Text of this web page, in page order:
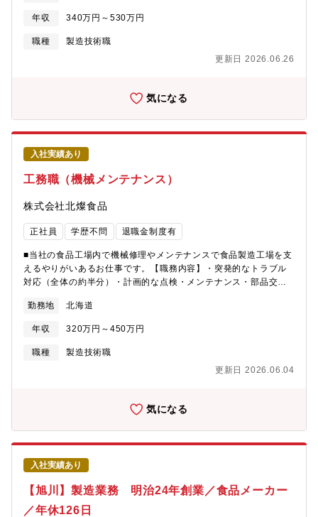
年収 340万円～530万円
職種
製造技術職
更新日 2026.06.26
気になる
入社実績あり
工務職（機械メンテナンス）
株式会社北燦食品
正社員 学歴不問 退職金制度有
■当社の食品工場内で機械修理やメンテナンスで食品製造工場を支
えるやりがいあるお仕事です。【職務内容】・突発的なトラブル
対応（全体の約半分）・計画的な点検・メンテナンス・部品交
構成】■工務課30代～50代の3名※工場は常時300名～400名の製
造スタッフが働いてます。
勤務地 北海道
年収 320万円～450万円
職種
製造技術職
更新日 2026.06.04
気になる
入社実績あり
【旭川】製造業務 明治24年創業／食品メーカー
／年休126日